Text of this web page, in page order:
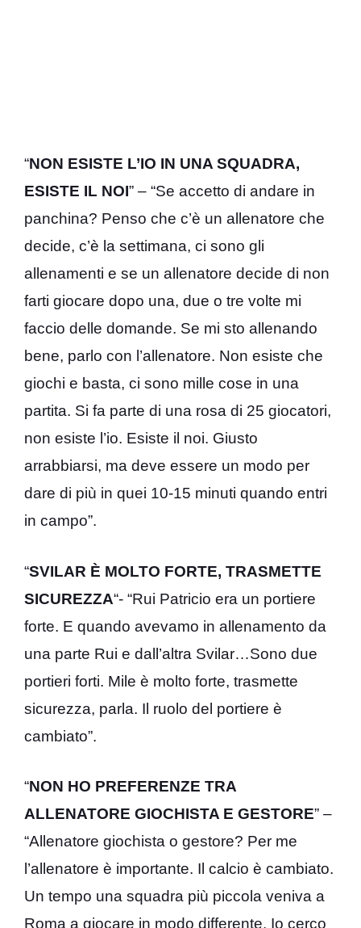
“NON ESISTE L’IO IN UNA SQUADRA,
ESISTE IL NOI” – “Se accetto di andare in
panchina? Penso che c’è un allenatore che
decide, c’è la settimana, ci sono gli
allenamenti e se un allenatore decide di non
farti giocare dopo una, due o tre volte mi
faccio delle domande. Se mi sto allenando
bene, parlo con l’allenatore. Non esiste che
giochi e basta, ci sono mille cose in una
partita. Si fa parte di una rosa di 25 giocatori,
non esiste l’io. Esiste il noi. Giusto
arrabbiarsi, ma deve essere un modo per
dare di più in quei 10-15 minuti quando entri
in campo”.
“SVILAR È MOLTO FORTE, TRASMETTE
SICUREZZA“- “Rui Patricio era un portiere
forte. E quando avevamo in allenamento da
una parte Rui e dall’altra Svilar…Sono due
portieri forti. Mile è molto forte, trasmette
sicurezza, parla. Il ruolo del portiere è
cambiato”.
“NON HO PREFERENZE TRA
ALLENATORE GIOCHISTA E GESTORE” –
“Allenatore giochista o gestore? Per me
l’allenatore è importante. Il calcio è cambiato.
Un tempo una squadra più piccola veniva a
Roma a giocare in modo differente. Io cerco